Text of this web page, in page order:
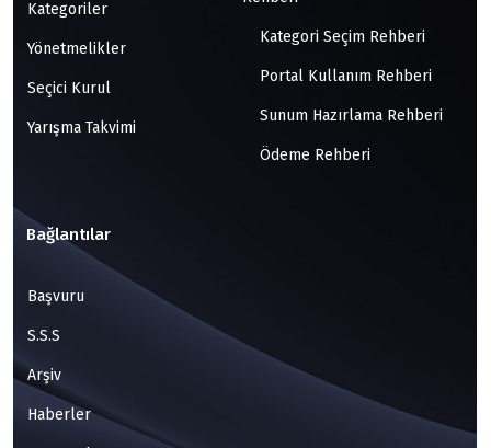
Kategoriler
Yönetmelikler
Seçici Kurul
Yarışma Takvimi
Kategori Seçim Rehberi
Portal Kullanım Rehberi
Sunum Hazırlama Rehberi
Ödeme Rehberi
Bağlantılar
Başvuru
S.S.S
Arşiv
Haberler